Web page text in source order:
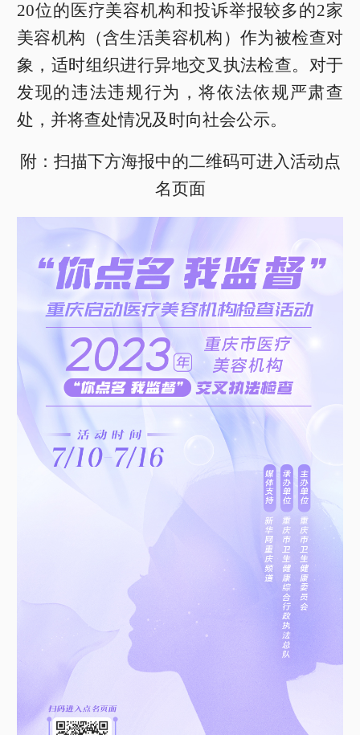
20位的医疗美容机构和投诉举报较多的2家
美容机构（含生活美容机构）作为被检查对
象，适时组织进行异地交叉执法检查。对于
发现的违法违规行为，将依法依规严肃查
处，并将查处情况及时向社会公示。
附：扫描下方海报中的二维码可进入活动点
名页面